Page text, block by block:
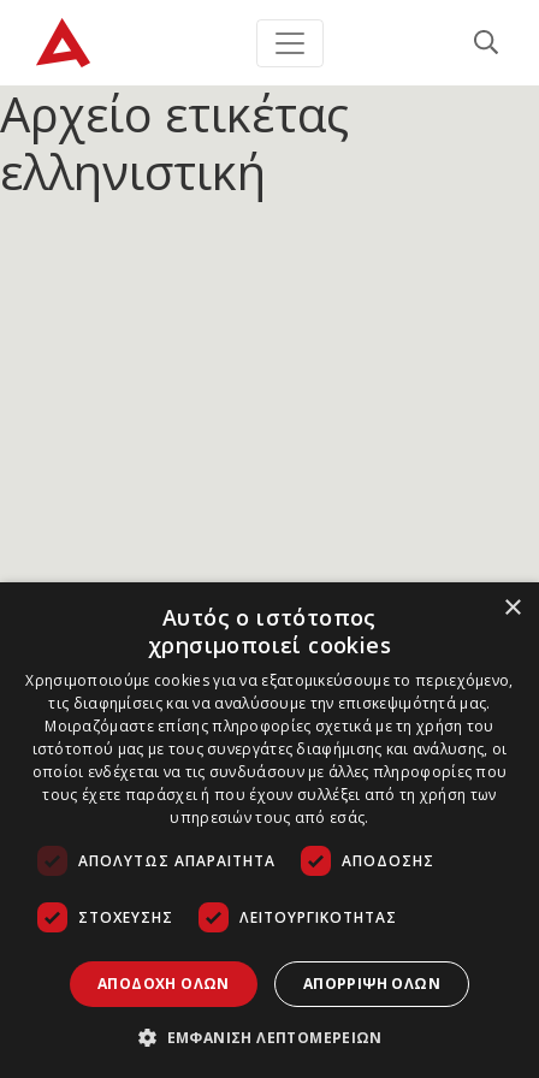
Αρχείο ετικέτας
ελληνιστική
×
Αυτός ο ιστότοπος
χρησιμοποιεί cookies
Χρησιμοποιούμε cookies για να εξατομικεύσουμε το περιεχόμενο,
τις διαφημίσεις και να αναλύσουμε την επισκεψιμότητά μας.
Μοιραζόμαστε επίσης πληροφορίες σχετικά με τη χρήση του
ιστότοπού μας με τους συνεργάτες διαφήμισης και ανάλυσης, οι
οποίοι ενδέχεται να τις συνδυάσουν με άλλες πληροφορίες που
τους έχετε παράσχει ή που έχουν συλλέξει από τη χρήση των
υπηρεσιών τους από εσάς.
ΑΠΟΛΎΤΩΣ ΑΠΑΡΑΊΤΗΤΑ ΑΠΌΔΟΣΗΣ
ΣΤΌΧΕΥΣΗΣ ΛΕΙΤΟΥΡΓΙΚΌΤΗΤΑΣ
ΑΠΟΔΟΧΉ ΌΛΩΝ ΑΠΌΡΡΙΨΗ ΌΛΩΝ
ΕΜΦΆΝΙΣΗ ΛΕΠΤΟΜΕΡΕΙΏΝ